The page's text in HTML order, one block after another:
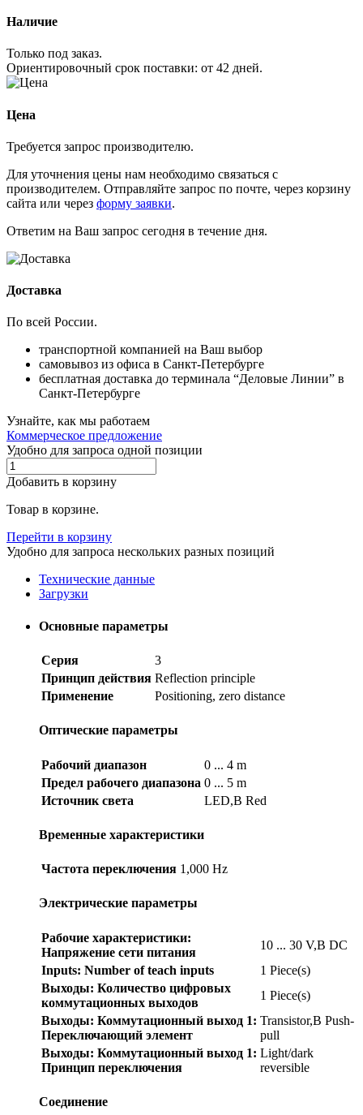
Наличие
Только под заказ.
Ориентировочный срок поставки: от 42 дней.
Цена
Требуется запрос производителю.
Для уточнения цены нам необходимо связаться с
производителем. Отправляйте запрос по почте, через корзину
сайта или через форму заявки.
Ответим на Ваш запрос сегодня в течение дня.
Доставка
По всей России.
транспортной компанией на Ваш выбор
самовывоз из офиса в Санкт-Петербурге
бесплатная доставка до терминала “Деловые Линии” в
Санкт-Петербурге
Узнайте, как мы работаем
Коммерческое предложение
Удобно для запроса одной позиции
Добавить в корзину
Товар в корзине.
Перейти в корзину
Удобно для запроса нескольких разных позиций
Технические данные
Загрузки
Основные параметры
Серия
3
Принцип действия Reflection principle
Применение
Positioning, zero distance
Оптические параметры
Рабочий диапазон
0 ... 4 m
Предел рабочего диапазона 0 ... 5 m
Источник света
LED,В Red
Временные характеристики
Частота переключения 1,000 Hz
Электрические параметры
Рабочие характеристики:
Напряжение сети питания
10 ... 30 V,В DC
Inputs: Number of teach inputs
1 Piece(s)
Выходы: Количество цифровых
коммутационных выходов
1 Piece(s)
Выходы: Коммутационный выход 1:
Переключающий элемент
Transistor,В Push-
pull
Выходы: Коммутационный выход 1:
Принцип переключения
Light/dark
reversible
Соединение